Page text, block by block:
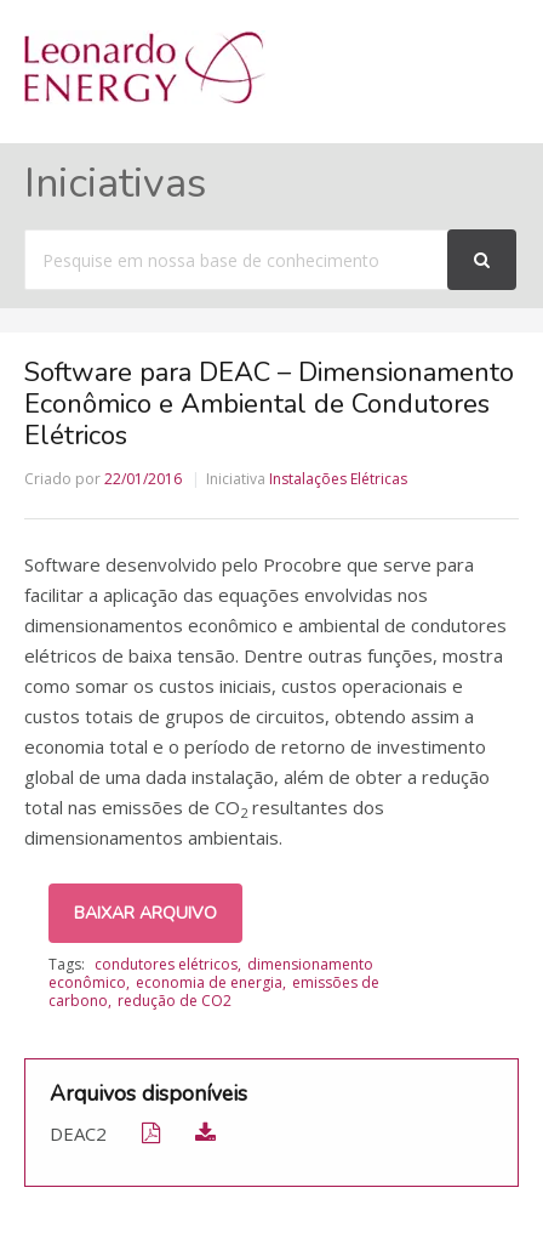
Iniciativas
por
Software para DEAC – Dimensionamento
Econômico e Ambiental de Condutores
Elétricos
Criado por22/01/2016 Iniciativa Instalações Elétricas
Software desenvolvido pelo Procobre que serve para
facilitar a aplicação das equações envolvidas nos
dimensionamentos econômico e ambiental de condutores
elétricos de baixa tensão. Dentre outras funções, mostra
como somar os custos iniciais, custos operacionais e
custos totais de grupos de circuitos, obtendo assim a
economia total e o período de retorno de investimento
global de uma dada instalação, além de obter a redução
total nas emissões de CO2 resultantes dos
dimensionamentos ambientais.
BAIXAR ARQUIVO
Tags: condutores elétricos dimensionamento
econômico economia de energia emissões de
carbono redução de CO2
Arquivos disponíveis
DEAC2